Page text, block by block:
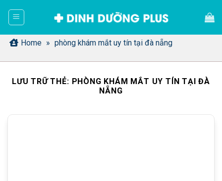
dung Home » phòng khám mắt uy tín tại đà nẵng
LƯU TRỮ THẺ: PHÒNG KHÁM MẮT UY TÍN TẠI ĐÀ
NẴNG